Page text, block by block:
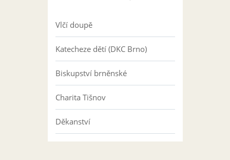
Vlčí doupě
Katecheze dětí (DKC Brno)
Biskupství brněnské
Charita Tišnov
Děkanství